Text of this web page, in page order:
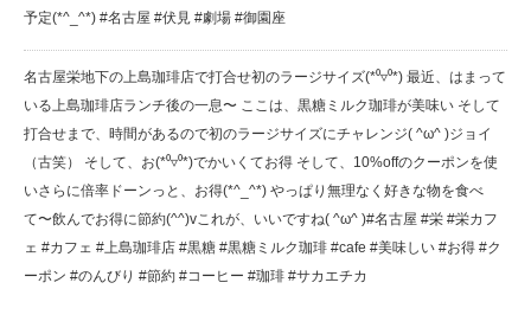
予定(*^_^*) #名古屋 #伏見 #劇場 #御園座
名古屋栄地下の上島珈琲店で打合せ️初のラージサイズ(*⁰▿⁰*) 最近、はまって
いる上島珈琲店️ランチ後の一息〜 ここは、黒糖ミルク珈琲が美味い️ そして
打合せまで、時間があるので初のラージサイズにチャレンジ( ^ω^ )ジョイ
（古笑） そして、お(*⁰▿⁰*)でかいくてお得️ そして、10%offのクーポンを使
いさらに倍率ドーンっと、お得(*^_^*) やっぱり無理なく好きな物を食べ
て〜飲んでお得に節約(^^)vこれが、いいですね( ^ω^ )#名古屋 #栄 #栄カフ
ェ #カフェ #上島珈琲店 #黒糖 #黒糖ミルク珈琲 #cafe #美味しい #お得 #ク
ーポン #のんびり #節約 #コーヒー #珈琲 #サカエチカ